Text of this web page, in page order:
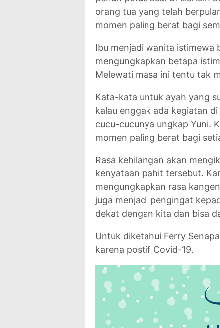
orang tua yang telah
momen paling berat bagi
Ibu menjadi wanita istimewa
mengungkapkan betapa
Melewati masa ini tentu tak
Kata-kata untuk ayah yang
kalau enggak ada kegiatan
cucu-cucunya ungkap Yuni.
momen paling berat bagi
Rasa kehilangan akan
kenyataan pahit tersebut.
mengungkapkan rasa
juga menjadi pengingat
dekat dengan kita dan bisa
Untuk diketahui Ferry
karena postif Covid-19.